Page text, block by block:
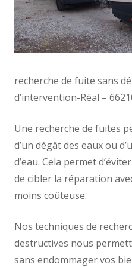
recherche de fuite sans
d’intervention-Réal –
Une recherche de fuites
d’un dégât des eaux ou
d’eau. Cela permet
de cibler la réparation
moins coûteuse.
Nos techniques de
destructives nous
sans endommager vos